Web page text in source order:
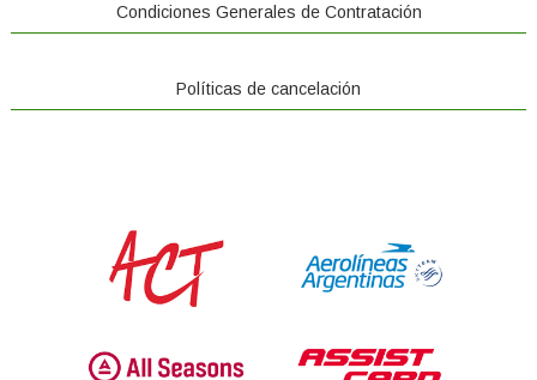
Condiciones Generales de Contratación
Políticas de cancelación